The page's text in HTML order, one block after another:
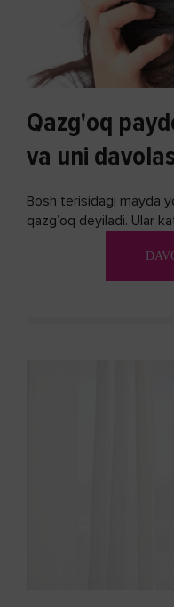
Qazg'oq
va uni
Bosh terisidagi mayda
qazg’oq deyiladi. Ular